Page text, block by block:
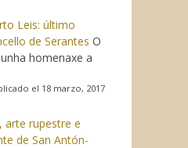
Leis: último
de Serantes O
homenaxe a
el 18 marzo, 2017
arte rupestre e
de San Antón-